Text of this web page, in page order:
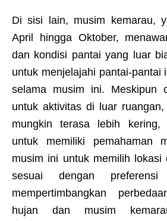
Di sisi lain, musim kemarau,
April hingga Oktober,
dan kondisi pantai yang luar
untuk menjelajahi pantai-pantai
selama musim ini. Meskipun
untuk aktivitas di luar
mungkin terasa lebih kering,
untuk memiliki pemahaman
musim ini untuk memilih lokasi
sesuai dengan
mempertimbangkan
hujan dan musim